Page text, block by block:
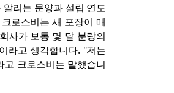
리는 문양과 설립 연도
로스비는 새 포장이 매
사가 보통 몇 달 분량의
라고 생각합니다. "저는
크로스비는 말했습니